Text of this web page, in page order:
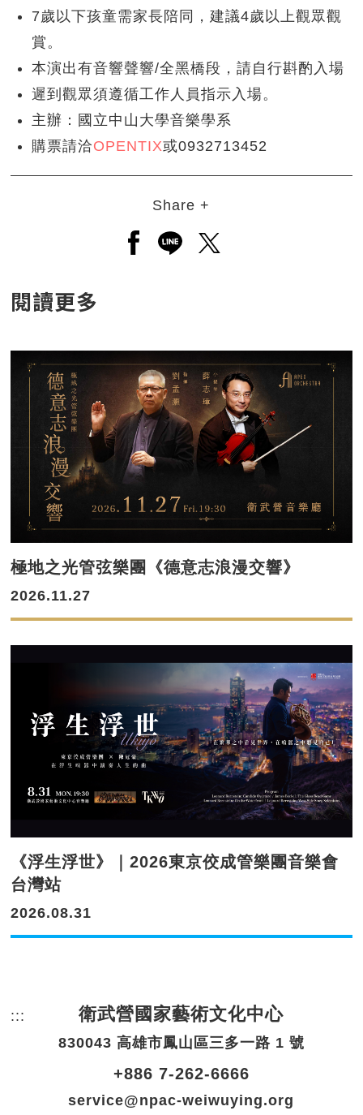
7歲以下孩童需家長陪同，建議4歲以上觀眾觀
賞。
本演出有音響聲響/全黑橋段，請自行斟酌入場
遲到觀眾須遵循工作人員指示入場。
主辦：國立中山大學音樂學系
購票請洽OPENTIX或0932713452
Share +
另開新視窗分享至facebook
另開新視窗分享至line
另開新視窗分享至
閱讀更多
極地之光管弦樂團《德意志浪漫交響》
2026.11.27
《浮生浮世》｜2026東京佼成管樂團音樂會
台灣站
2026.08.31
::: 頁尾網站資訊。
衛武營國家藝術文化中心
830043 高雄市鳳山區三多一路 1 號
+886 7-262-6666
service@npac-weiwuying.org